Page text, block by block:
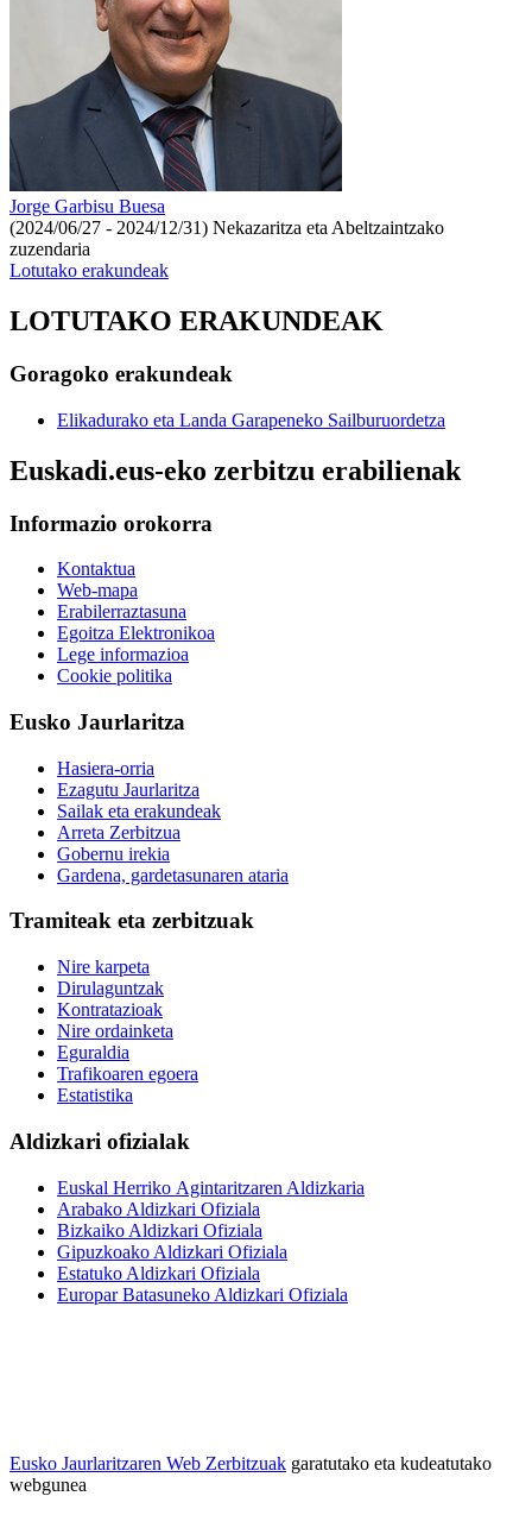
Jorge Garbisu Buesa
(2024/06/27 - 2024/12/31) Nekazaritza eta Abeltzaintzako
zuzendaria
Lotutako erakundeak
LOTUTAKO ERAKUNDEAK
Goragoko erakundeak
Elikadurako eta Landa Garapeneko Sailburuordetza
Euskadi.eus-eko zerbitzu erabilienak
Informazio orokorra
Kontaktua
Web-mapa
Erabilerraztasuna
Egoitza Elektronikoa
Lege informazioa
Cookie politika
Eusko Jaurlaritza
Hasiera-orria
Ezagutu Jaurlaritza
Sailak eta erakundeak
Arreta Zerbitzua
Gobernu irekia
Gardena, gardetasunaren ataria
Tramiteak eta zerbitzuak
Nire karpeta
Dirulaguntzak
Kontratazioak
Nire ordainketa
Eguraldia
Trafikoaren egoera
Estatistika
Aldizkari ofizialak
Euskal Herriko Agintaritzaren Aldizkaria
Arabako Aldizkari Ofiziala
Bizkaiko Aldizkari Ofiziala
Gipuzkoako Aldizkari Ofiziala
Estatuko Aldizkari Ofiziala
Europar Batasuneko Aldizkari Ofiziala
Eusko Jaurlaritzaren Web Zerbitzuak garatutako eta kudeatutako
webgunea